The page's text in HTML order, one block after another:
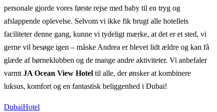
personale gjorde vores første rejse med baby til en tryg og
afslappende oplevelse. Selvom vi ikke fik brugt alle hotellets
faciliteter denne gang, kunne vi tydeligt mærke, at det er et sted, vi
gerne vil besøge igen – måske Andrea er blevet lidt ældre og kan få
glæde af børneklubben og de mange andre aktiviteter. Vi anbefaler
varmt JA Ocean View Hotel til alle, der ønsker at kombinere
luksus, komfort og en fantastisk beliggenhed i Dubai!
DubaiHotel